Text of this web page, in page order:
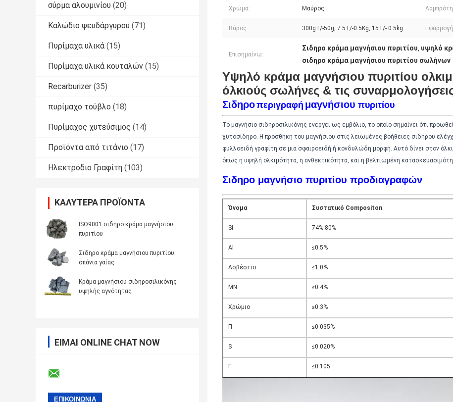
σύρμα αλουμινίου (20)
Καλώδιο ψευδάργυρου (71)
Πυρίμαχα υλικά (15)
Πυρίμαχα υλικά κουταλών (15)
Recarburizer (35)
πυρίμαχο τούβλο (18)
Πυρίμαχος χυτεύσιμος (14)
Προϊόντα από τιτάνιο (17)
Ηλεκτρόδιο Γραφίτη (103)
ΚΑΛΎΤΕΡΑ ΠΡΟΪΌΝΤΑ
ISO9001 σιδηρο κράμα μαγνήσιου
πυριτίου
Σιδηρο κράμα μαγνήσιου πυριτίου
σπάνια γαίας
Κράμα μαγνήσιου σιδηροσιλικόνης
υψηλής αγνότητας
ΕΊΜΑΙ ONLINE CHAT NOW
Χρώμα: Μαύρος
Βάρος: 300g+/-50g, 7.5+/-0.5Kg, 15+/- 0.5kg
Επισημαίνω:
Σιδηρο κράμα μαγνήσιου πυριτίου, υψηλό
σιδηρο κράμα μαγνήσιου πυριτίου σωλήνων
Υψηλό κράμα μαγνήσιου πυριτίου
όλκιούς σωλήνες & τις
Σιδηροπεριγραφή μαγνήσιου πυριτίου
Το μαγνήσιο σιδηροσιλικόνης ενεργεί ως εμβόλιο, το οποίο σημαίνει ότι
χυτοσίδηρο. Η προσθήκη του μαγνήσιου στις λειωμένες βοήθειες σιδήρου
φυλλοειδή γραφίτη σε μια σφαιροειδή ή κονδυλώδη μορφή. Αυτό δίνει στον
όπως η υψηλή ολκιμότητα, η ανθεκτικότητα, και η βελτιωμένη
Σιδηρο μαγνήσιο πυριτίου προδιαγραφών
Όνομα Συστατικό Compositon
Si 74%-80%
Al ≤0.5%
Ασβέστιο ≤1.0%
ΜΝ ≤0.4%
Χρώμιο ≤0.3%
Π ≤0.035%
S ≤0.020%
Γ ≤0.105